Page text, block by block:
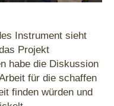
Instrument sieht
Projekt
habe die Diskussion
für die schaffen
finden würden und